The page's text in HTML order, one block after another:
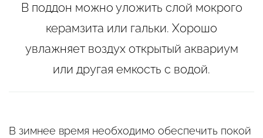
В поддон можно уложить слой мокрого
керамзита или гальки. Хорошо
увлажняет воздух открытый аквариум
или другая емкость с водой.
В зимнее время необходимо обеспечить покой